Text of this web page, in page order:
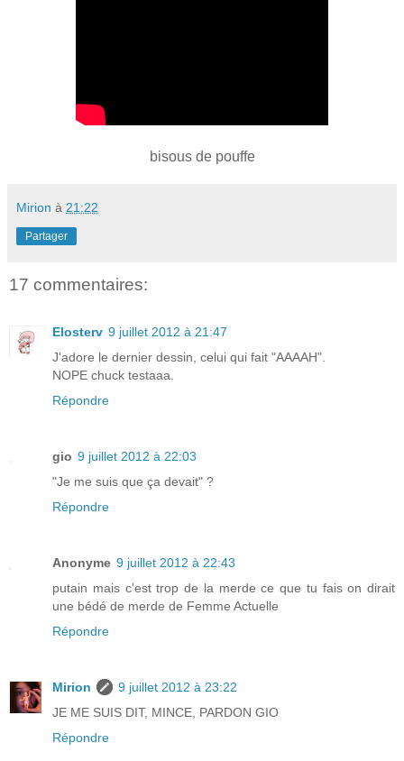
bisous de pouffe
Mirion à 21:22
Partager
17 commentaires:
Elosterv 9 juillet 2012 à 21:47
J'adore le dernier dessin, celui qui fait "AAAAH".
NOPE chuck testaaa.
Répondre
gio 9 juillet 2012 à 22:03
"Je me suis que ça devait" ?
Répondre
Anonyme 9 juillet 2012 à 22:43
putain mais c'est trop de la merde ce que tu fais on dirait
une bédé de merde de Femme Actuelle
Répondre
Mirion
9 juillet 2012 à 23:22
JE ME SUIS DIT, MINCE, PARDON GIO
Répondre